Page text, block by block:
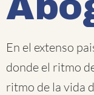
En el extenso
donde el ritmo
ritmo de la vida